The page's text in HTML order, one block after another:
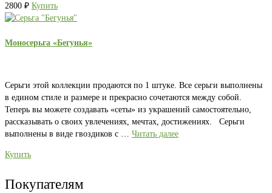
2800 ₽ Купить
Моносерьга «Бегунья»
Серьги этой коллекции продаются по 1 штуке. Все серьги выполнены
в едином стиле и размере и прекрасно сочетаются между собой.
Теперь вы можете создавать «сеты» из украшений самостоятельно,
рассказывать о своих увлечениях, мечтах, достижениях. Серьги
выполнены в виде гвоздиков с … Читать далее
Купить
Покупателям